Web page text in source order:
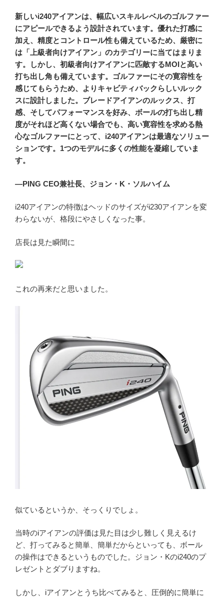
新しいi240アイアンは、幅広いスキルレベルのゴルファー
にアピールできるよう設計されています。優れた打感に
加え、精度とコントロール性も備えているため、厳密に
は「上級者向けアイアン」のカテゴリーに当てはまりま
す。しかし、初級者向けアイアンに匹敵するMOIと高い
打ち出し角も備えています。ゴルファーにその寛容性を
感じてもらうため、よりキャビティバックらしいルック
スに設計しました。ブレードアイアンのルックス、打
感、そしてパフォーマンスを好み、ボールの打ち出し精
度がそれほど高くない場合でも、高い寛容性を求める熱
心なゴルファーにとって、i240アイアンは最適なソリュー
ションです。1つのモデルに多くの性能を凝縮していま
す。
—PING CEO兼社長、ジョン・K・ソルハイム
i240アイアンの特徴はヘッドのサイズがi230アイアンを変
わらないが、格段にやさしくなった事。
店長は見た瞬間に
これの再来だと思いました。
似ているというか、そっくりでしょ。
当時のiアイアンの評価は見た目は少し難しく見えるけ
ど、打ってみると簡単、簡単だからといっても、ボール
の操作はできるというものでした。ジョン・Kのi240のプ
レゼントとダブりますね。
しかし、iアイアンとうち比べてみると、圧倒的に簡単に